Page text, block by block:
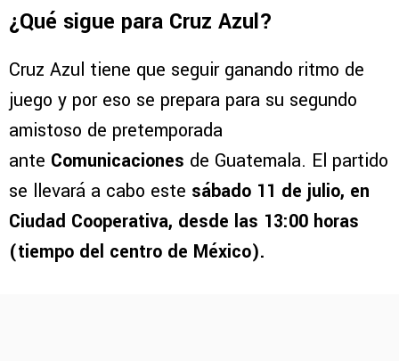
¿Qué sigue para Cruz Azul?
Cruz Azul tiene que seguir ganando ritmo de
juego y por eso se prepara para su segundo
amistoso de pretemporada
ante Comunicaciones de Guatemala. El partido
se llevará a cabo este sábado 11 de julio, en
Ciudad Cooperativa, desde las 13:00 horas
(tiempo del centro de México).